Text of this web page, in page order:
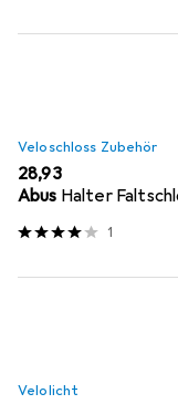
Veloschloss Zubehör
EUR
28,93
Abus Halter
1
Velolicht